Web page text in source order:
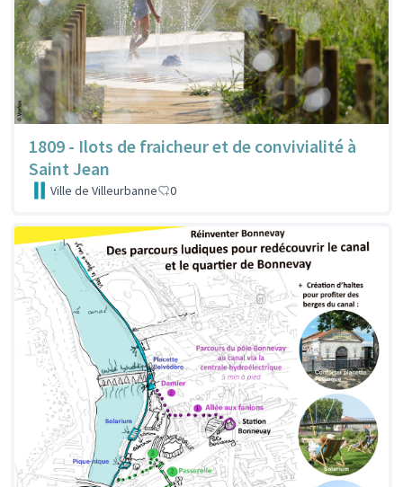
1809 - Ilots de fraicheur et de convivialité à
Saint Jean
Ville de Villeurbanne 0